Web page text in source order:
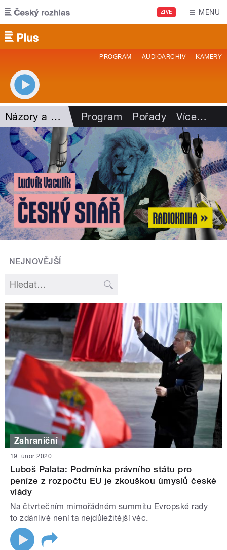
Přejít k hlavnímu obsahu
ŽIVĚ MENU
PROGRAM AUDIOARCHIV KAMERY
Názory a argumenty Program Pořady Více…
NEJNOVĚJŠÍ
Zahraniční
19. únor 2020
Luboš Palata: Podmínka právního státu pro
peníze z rozpočtu EU je zkouškou úmyslů české
vlády
Na čtvrtečním mimořádném summitu Evropské rady
to zdánlivě není ta nejdůležitější věc.